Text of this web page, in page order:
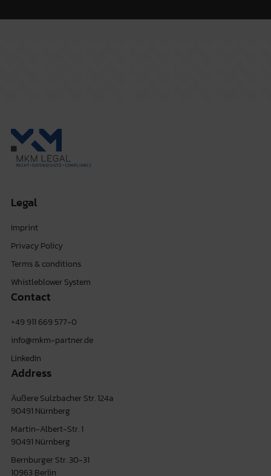
Legal
Imprint
Privacy Policy
Terms & conditions
Whistleblower System
Contact
+49 911 669 577-0
info@mkm-partner.de
LinkedIn
Address
Äußere Sulzbacher Str. 124a
90491 Nürnberg
Martin-Albert-Str. 1
90491 Nürnberg
Bernburger Str. 30-31
10963 Berlin